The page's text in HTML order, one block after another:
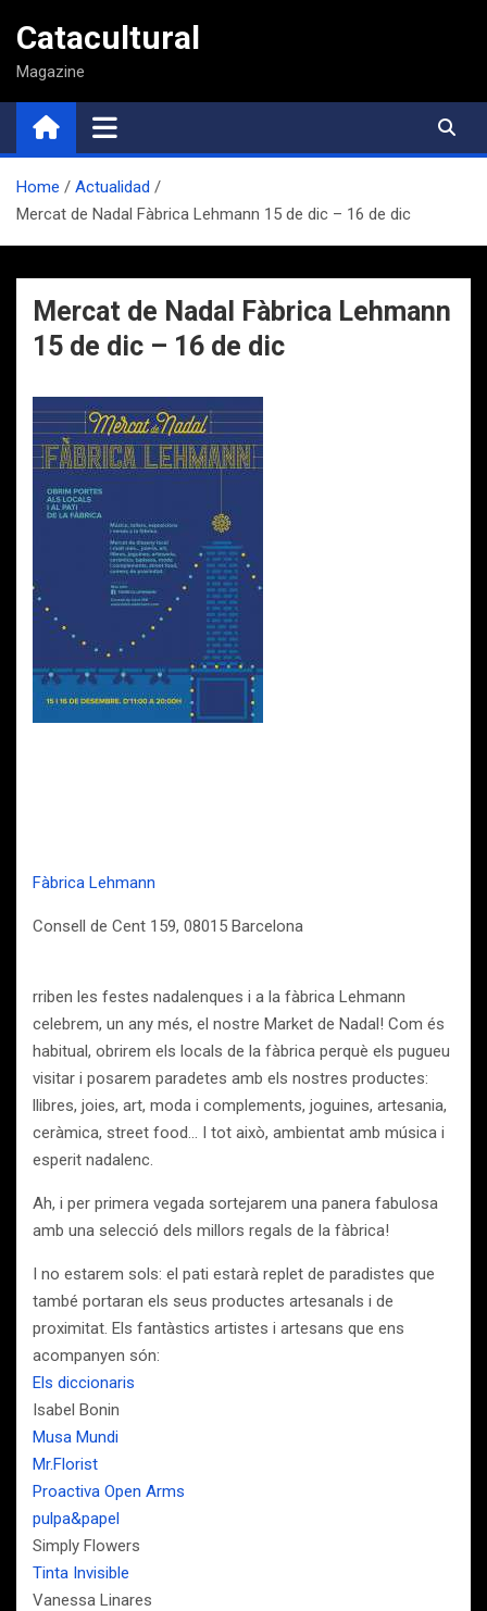
contenido
Catacultural
Magazine
Home
Actualidad
Mercat de Nadal Fàbrica Lehmann 15 de dic – 16 de dic
Mercat de Nadal Fàbrica Lehmann
15 de dic – 16 de dic
Fàbrica Lehmann
Consell de Cent 159, 08015 Barcelona
rriben les festes nadalenques i a la fàbrica Lehmann
celebrem, un any més, el nostre Market de Nadal! Com és
habitual, obrirem els locals de la fàbrica perquè els pugueu
visitar i posarem paradetes amb els nostres productes:
llibres, joies, art, moda i complements, joguines, artesania,
ceràmica, street food… I tot això, ambientat amb música i
esperit nadalenc.
Ah, i per primera vegada sortejarem una panera fabulosa
amb una selecció dels millors regals de la fàbrica!
I no estarem sols: el pati estarà replet de paradistes que
també portaran els seus productes artesanals i de
proximitat. Els fantàstics artistes i artesans que ens
acompanyen són:
Els diccionaris
Isabel Bonin
Musa Mundi
Mr.Florist
Proactiva Open Arms
pulpa&papel
Simply Flowers
Tinta Invisible
Vanessa Linares